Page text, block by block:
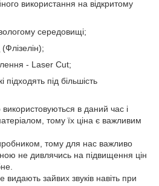
використання на відкритому
середовищі;
- Laser Cut;
підходять під більшість
в даний час і
тому їх ціна є важливим
тому для нас важливо
не дивлячись на підвищення цін
видають зайвих звуків навіть при